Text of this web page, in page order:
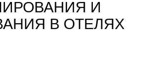
И
В ОТЕЛЯХ